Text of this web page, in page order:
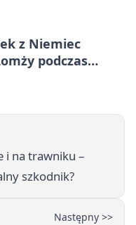
z Niemiec
podczas
i na trawniku –
szkodnik?
Następny >>